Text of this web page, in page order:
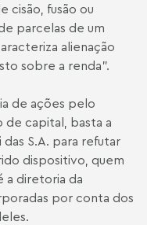
cisão, fusão ou
parcelas de um
alienação
sobre a renda".
de ações pelo
de capital, basta a
S.A. para refutar
dispositivo, quem
a diretoria da
por conta dos